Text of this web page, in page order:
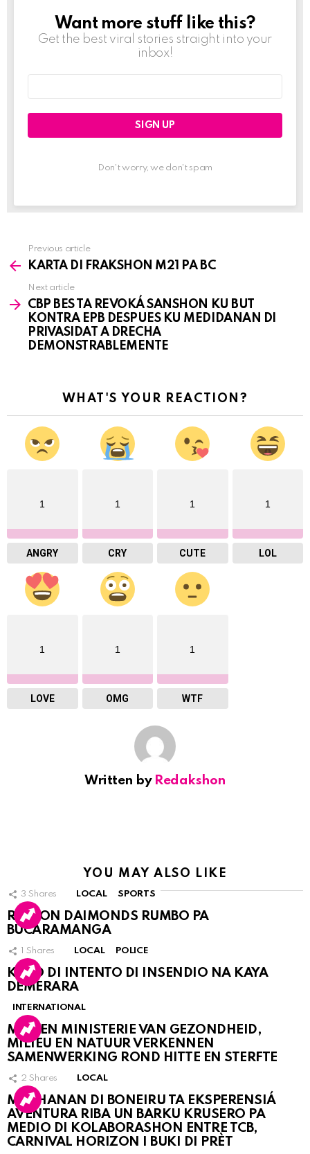
NEWSLETTER
Want more stuff like this?
Get the best viral stories straight into your
inbox!
Don't worry, we don't spam
See
more
Previous article
KARTA DI FRAKSHON M21 PA BC
Next article
CBP BES TA REVOKÁ SANSHON KU BUT
KONTRA EPB DESPUES KU MEDIDANAN DI
PRIVASIDAT A DRECHA
DEMONSTRABLEMENTE
WHAT'S YOUR REACTION?
1
ANGRY
1
CRY
1
CUTE
1
LOL
1
LOVE
1
OMG
1
WTF
Written by Redakshon
YOU MAY ALSO LIKE
3 Shares LOCAL SPORTS
RINCON DAIMONDS RUMBO PA
BUCARAMANGA
Shares LOCAL POLICE
KASO DI INTENTO DI INSENDIO NA KAYA
DEMERARA
INTERNATIONAL
MDC EN MINISTERIE VAN GEZONDHEID,
MILIEU EN NATUUR VERKENNEN
SAMENWERKING ROND HITTE EN STERFTE
2 Shares LOCAL
MUCHANAN DI BONEIRU TA EKSPERENSIÁ
AVENTURA RIBA UN BARKU KRUSERO PA
MEDIO DI KOLABORASHON ENTRE TCB,
CARNIVAL HORIZON I BUKI DI PRÈT